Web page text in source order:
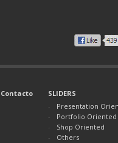
Contacto
SLIDERS
Presentation
Portfolio Oriented
Shop Oriented
Others